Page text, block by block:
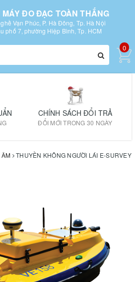
MÁY ĐO ĐẠC TOÀN THẮNG
Vạn Phúc, P. Hà Đông, Tp. Hà Nội
phố 7, phường Hiệp Bình, Tp. HCM
0
CHÍNH SÁCH ĐỔI TRẢ
ĐỔI MỚI TRONG 30 NGÀY
THUYỀN KHÔNG NGƯỜI LÁI E-SURVEY